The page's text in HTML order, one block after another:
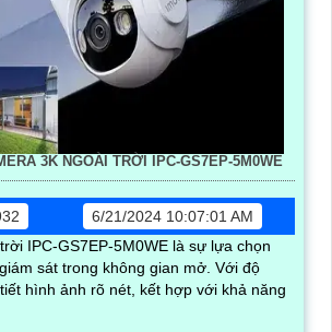
3K NGOÀI TRỜI IPC-GS7EP-5M0WE
6/21/2024 10:07:01 AM
IPC-GS7EP-5M0WE là sự lựa chọn
sát trong không gian mở. Với độ
hình ảnh rõ nét, kết hợp với khả năng